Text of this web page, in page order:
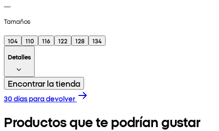
Tamaños
104 110 116 122 128
134
Detalles
Encontrar la tienda
30 días para devolver
Productos que te podrían gustar